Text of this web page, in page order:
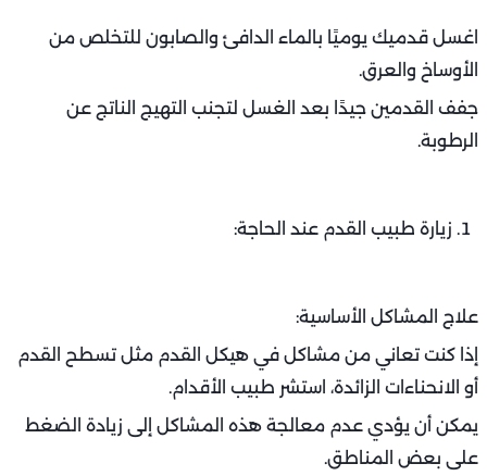
اغسل قدميك يوميًا بالماء الدافئ والصابون للتخلص من
الأوساخ والعرق.
جفف القدمين جيدًا بعد الغسل لتجنب التهيج الناتج عن
الرطوبة.
زيارة طبيب القدم عند الحاجة:
علاج المشاكل الأساسية:
إذا كنت تعاني من مشاكل في هيكل القدم مثل تسطح القدم
أو الانحناءات الزائدة، استشر طبيب الأقدام.
يمكن أن يؤدي عدم معالجة هذه المشاكل إلى زيادة الضغط
على بعض المناطق.